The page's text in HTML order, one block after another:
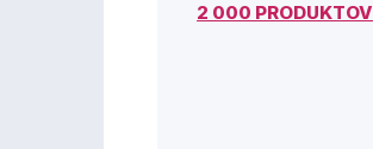
2 000 PRODUKTOV